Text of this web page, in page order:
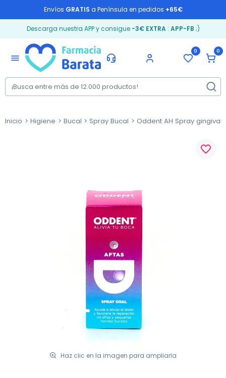
Envíos GRATIS a Península en pedidos +65€
Descarga nuestra APP y consigue -3€ EXTRA: APP-FB ;)
menu
0 0
Inicio Higiene Bucal Spray Bucal Oddent AH Spray gingival,
Haz clic en la imagen para ampliarla
favorite_border